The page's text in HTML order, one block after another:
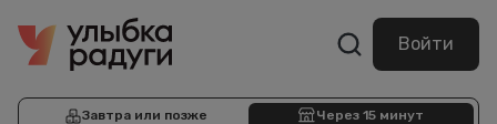
Войти
Завтра или позже
Через 15 минут